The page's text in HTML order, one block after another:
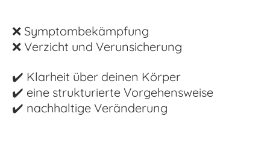
❌ Symptombekämpfung
❌ Verzicht und Verunsicherung
✔️ Klarheit über deinen Körper
✔️ eine strukturierte Vorgehensweise
✔️ nachhaltige Veränderung